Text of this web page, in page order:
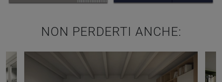
NON PERDERTI ANCHE: